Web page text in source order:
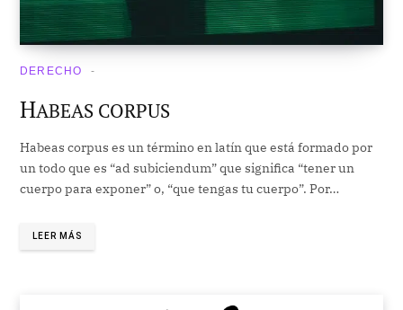
DERECHO
HABEAS CORPUS
Habeas corpus es un término en latín que está formado por
un todo que es “ad subiciendum” que significa “tener un
cuerpo para exponer” o, “que tengas tu cuerpo”. Por…
LEER MÁS